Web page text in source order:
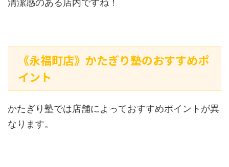
《永福町店》かたぎり塾のおすすめポ
イント
かたぎり塾では店舗によっておすすめポイントが異
なります。